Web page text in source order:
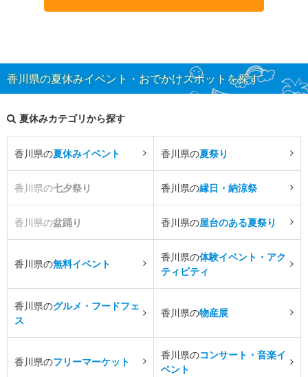
香川県の夏休みイベント・おでかけスポットを探す
夏休みカテゴリから探す
香川県の夏休みイベント 香川県の夏祭り
香川県の七夕祭り 香川県の縁日・納涼祭
香川県の盆踊り 香川県の屋台のある夏祭り
香川県の無料イベント
香川県の体験イベント・アク
ティビティ
香川県のグルメ・フードフェ
ス
香川県の物産展
香川県のフリーマーケット
香川県のコンサート・音楽イ
ベント